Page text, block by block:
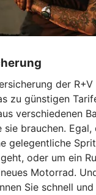
der R+V
zu günstigen
verschiedenen
sie brauchen.
gelegentliche
oder um ein
Motorrad.
Sie schnell